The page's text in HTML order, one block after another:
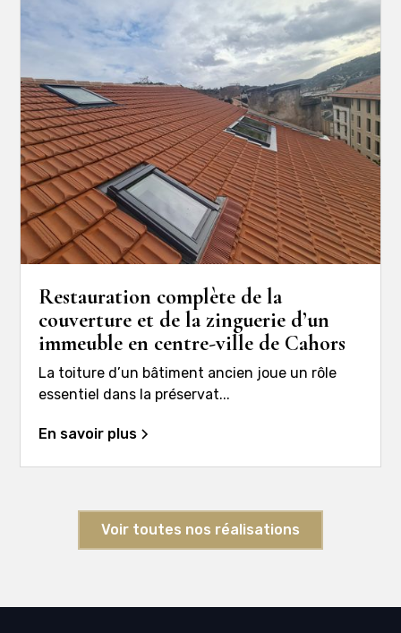
Restauration complète de la
couverture et de la zinguerie d’un
immeuble en centre-ville de Cahors
La toiture d’un bâtiment ancien joue un rôle
essentiel dans la préservat...
En savoir plus
Voir toutes nos réalisations